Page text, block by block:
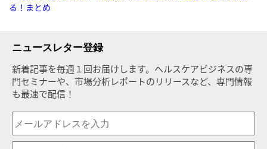
る！まとめ
ニュースレター登録
新着記事を毎週１回お届けします。ヘルスケアビジネスの専
門セミナーや、市場分析レポートのリリースなど、専門情報
も最速で配信！